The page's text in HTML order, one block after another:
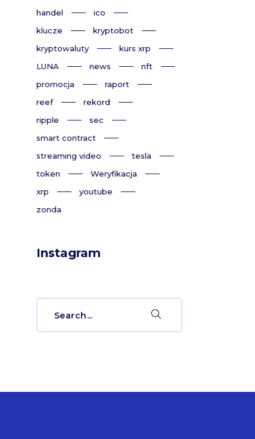
handel
ico
klucze
kryptobot
kryptowaluty
kurs xrp
LUNA
news
nft
promocja
raport
reef
rekord
ripple
sec
smart contract
streaming video
tesla
token
Weryfikacja
xrp
youtube
zonda
Instagram